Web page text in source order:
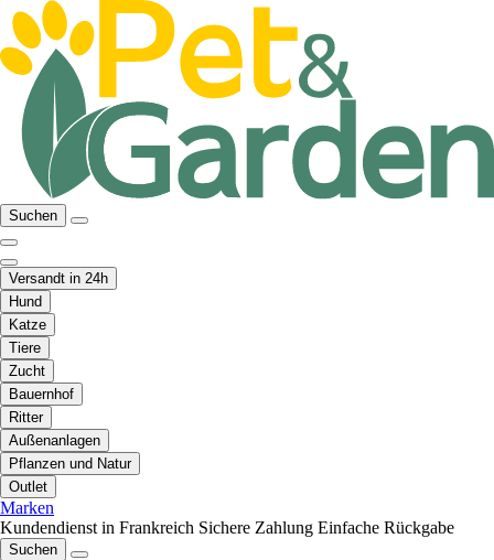
Suchen
Versandt in 24h
Hund
Katze
Tiere
Zucht
Bauernhof
Ritter
Außenanlagen
Pflanzen und Natur
Outlet
Marken
Kundendienst in Frankreich Sichere Zahlung Einfache Rückgabe
Suchen